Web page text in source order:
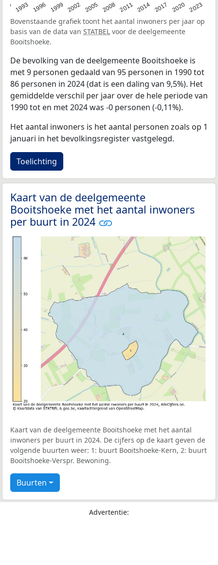
1993 1996 1999 2002 2005 2008 2011 2014 2017 2020 2023
Bovenstaande grafiek toont het aantal inwoners per jaar op
basis van de data van STATBEL voor de deelgemeente
Booitshoeke.
De bevolking van de deelgemeente Booitshoeke is
met 9 personen gedaald van 95 personen in 1990 tot
86 personen in 2024 (dat is een daling van 9,5%). Het
gemiddelde verschil per jaar over de hele periode van
1990 tot en met 2024 was -0 personen (-0,11%).
Het aantal inwoners is het aantal personen zoals op 1
januari in het bevolkingsregister vastgelegd.
Toelichting
Kaart van de deelgemeente
Booitshoeke met het aantal inwoners
per buurt in 2024
Kaart van de deelgemeente Booitshoeke met het aantal
inwoners per buurt in 2024. De cijfers op de kaart geven de
volgende buurten weer: 1: buurt Booitshoeke-Kern, 2: buurt
Booitshoeke-Verspr. Bewoning.
Buurten
Advertentie: